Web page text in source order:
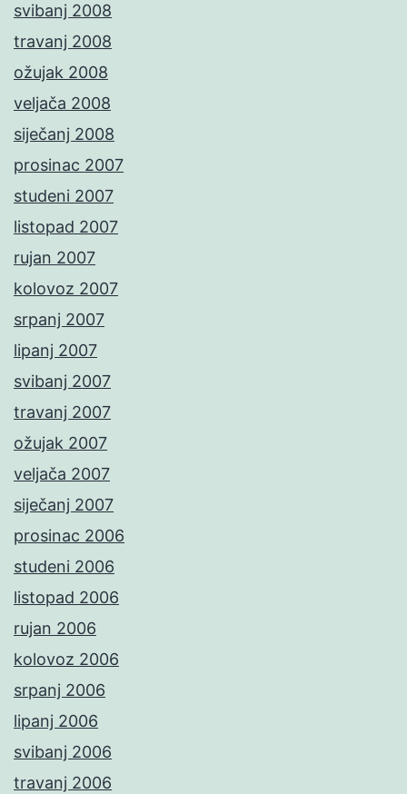
svibanj 2008
travanj 2008
ožujak 2008
veljača 2008
siječanj 2008
prosinac 2007
studeni 2007
listopad 2007
rujan 2007
kolovoz 2007
srpanj 2007
lipanj 2007
svibanj 2007
travanj 2007
ožujak 2007
veljača 2007
siječanj 2007
prosinac 2006
studeni 2006
listopad 2006
rujan 2006
kolovoz 2006
srpanj 2006
lipanj 2006
svibanj 2006
travanj 2006